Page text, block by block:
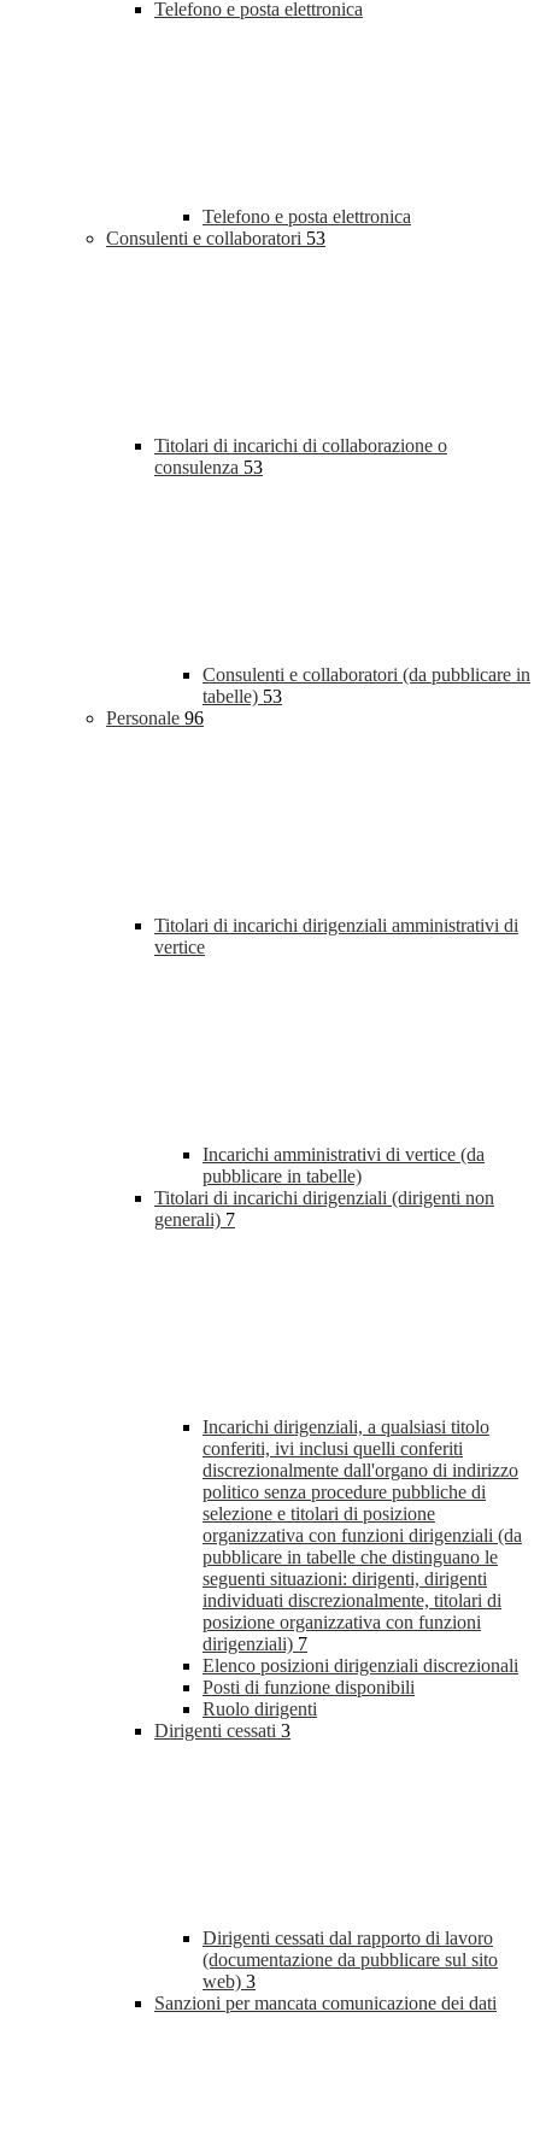
Telefono e posta elettronica
Telefono e posta elettronica
Consulenti e collaboratori 53
Titolari di incarichi di collaborazione o
consulenza 53
Consulenti e collaboratori (da pubblicare in
tabelle) 53
Personale 96
Titolari di incarichi dirigenziali amministrativi di
vertice
Incarichi amministrativi di vertice (da
pubblicare in tabelle)
Titolari di incarichi dirigenziali (dirigenti non
generali) 7
Incarichi dirigenziali, a qualsiasi titolo
conferiti, ivi inclusi quelli conferiti
discrezionalmente dall'organo di indirizzo
politico senza procedure pubbliche di
selezione e titolari di posizione
organizzativa con funzioni dirigenziali (da
pubblicare in tabelle che distinguano le
seguenti situazioni: dirigenti, dirigenti
individuati discrezionalmente, titolari di
posizione organizzativa con funzioni
dirigenziali) 7
Elenco posizioni dirigenziali discrezionali
Posti di funzione disponibili
Ruolo dirigenti
Dirigenti cessati 3
Dirigenti cessati dal rapporto di lavoro
(documentazione da pubblicare sul sito
web) 3
Sanzioni per mancata comunicazione dei dati